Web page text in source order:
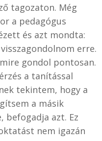
tagozaton. Még
a pedagógus
és azt mondta:
erre.
gondol pontosan.
a tanítással
tekintem, hogy a
a másik
befogadja azt. Ez
nem igazán